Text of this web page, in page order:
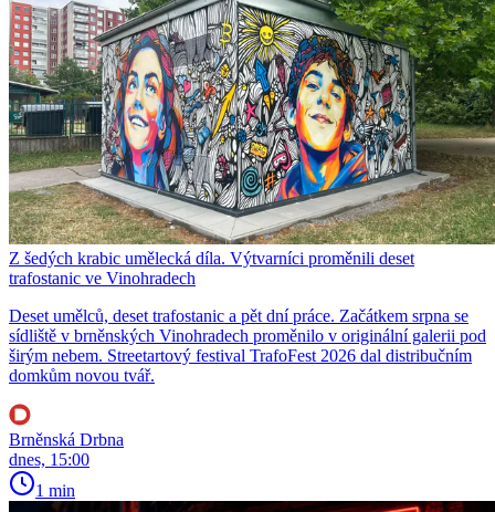
Z šedých krabic umělecká díla. Výtvarníci proměnili deset
trafostanic ve Vinohradech
Deset umělců, deset trafostanic a pět dní práce. Začátkem srpna se
sídliště v brněnských Vinohradech proměnilo v originální galerii pod
širým nebem. Streetartový festival TrafoFest 2026 dal distribučním
domkům novou tvář.
Brněnská Drbna
dnes, 15:00
1 min